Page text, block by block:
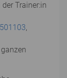
Trainer:in
,